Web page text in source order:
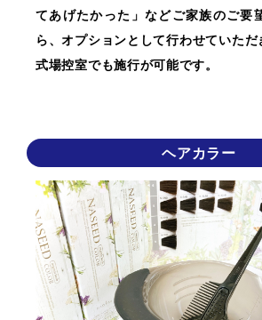
てあげたかった」などご家族のご要
ら、オプションとして行わせていた
式場控室でも施行が可能です。
ヘアカラー